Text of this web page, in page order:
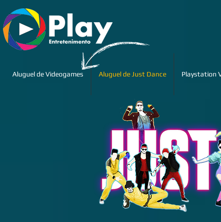
Aluguel de Videogames Aluguel de Just Dance Playstation